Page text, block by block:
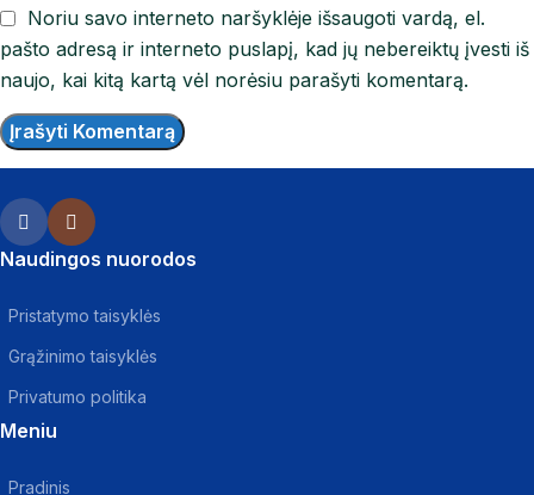
Noriu savo interneto naršyklėje išsaugoti vardą, el.
pašto adresą ir interneto puslapį, kad jų nebereiktų įvesti iš
naujo, kai kitą kartą vėl norėsiu parašyti komentarą.
Naudingos nuorodos
Pristatymo taisyklės
Grąžinimo taisyklės
Privatumo politika
Meniu
Pradinis